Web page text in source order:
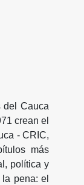
del Cauca
crean el
- CRIC,
más
política y
pena: el